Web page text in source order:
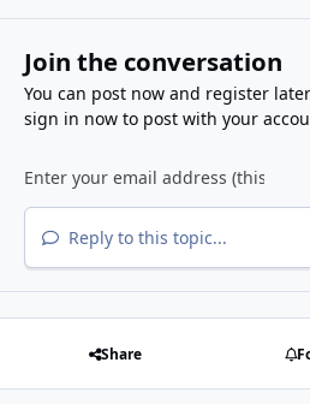
Join the conversation
You can post now and register
sign in nowto post with your
Reply to this topic...
Share